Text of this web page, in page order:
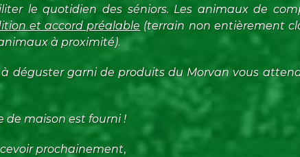
le quotidien des séniors. Les animaux de
et accord préalable (terrain non entièrement
à proximité).
à déguster garni de produits du Morvan vous
de maison est fourni !
prochainement,